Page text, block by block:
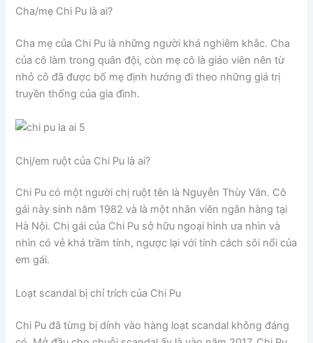
Cha/mẹ Chi Pu là ai?
Cha mẹ của Chi Pu là những người khá nghiêm khắc. Cha
của cô làm trong quân đội, còn mẹ cô là giáo viên nên từ
nhỏ cô đã được bố mẹ định hướng đi theo những giá trị
truyền thống của gia đình.
Chị/em ruột của Chi Pu là ai?
Chi Pu có một người chị ruột tên là Nguyễn Thùy Vân. Cô
gái này sinh năm 1982 và là một nhân viên ngân hàng tại
Hà Nội. Chị gái của Chi Pu sở hữu ngoại hình ưa nhìn và
nhìn có vẻ khá trầm tính, ngược lại với tính cách sôi nổi của
em gái.
Loạt scandal bị chỉ trích của Chi Pu
Chi Pu đã từng bị dính vào hàng loạt scandal không đáng